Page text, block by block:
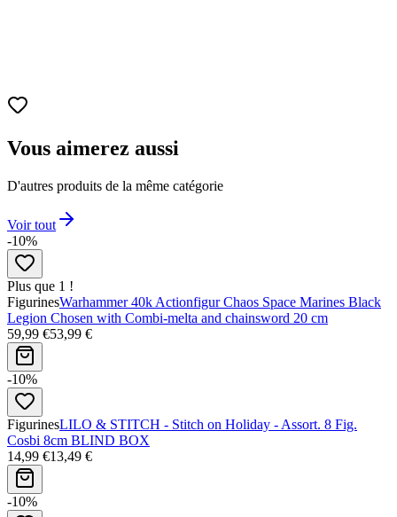
Vous aimerez aussi
D'autres produits de la même catégorie
Voir tout
-10%
Plus que 1 !
FigurinesWarhammer 40k Actionfigur Chaos Space Marines Black
Legion Chosen with Combi-melta and chainsword 20 cm
59,99 €53,99 €
-10%
FigurinesLILO & STITCH - Stitch on Holiday - Assort. 8 Fig.
Cosbi 8cm BLIND BOX
14,99 €13,49 €
-10%